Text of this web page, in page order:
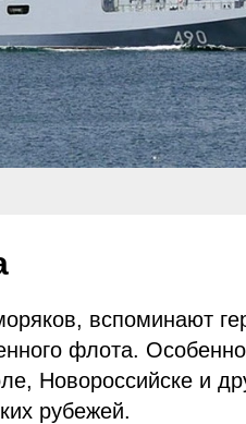
вспоминают
флота.
Новороссийске и
рубежей.